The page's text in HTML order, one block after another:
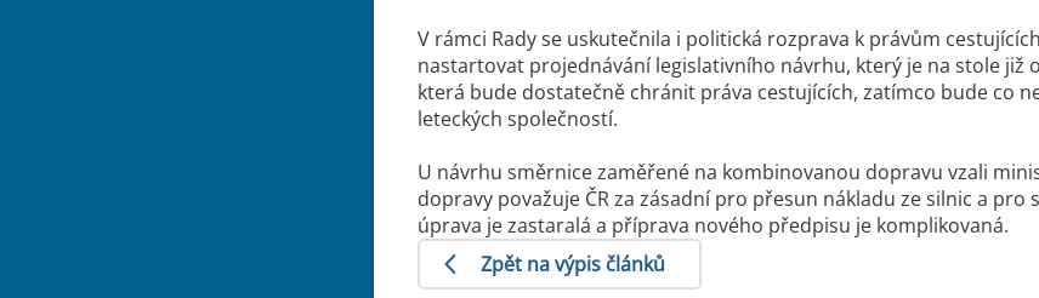
V rámci Rady se uskutečnila i politická rozprava k právům
nastartovat projednávání legislativního návrhu, který je na stole již
která bude dostatečně chránit práva cestujících, zatímco bude co
leteckých společností.
U návrhu směrnice zaměřené na kombinovanou dopravu vzali
dopravy považuje ČR za zásadní pro přesun nákladu ze silnic a
úprava je zastaralá a příprava nového předpisu je komplikovaná.
Zpět na výpis článků